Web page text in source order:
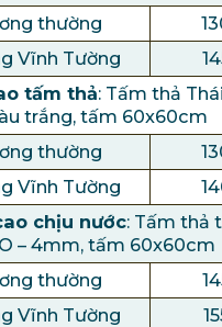
thường
Vĩnh Tường
tấm thả: Tấm thả
trắng, tấm 60x60cm
thường
Vĩnh Tường
chịu nước: Tấm thả
– 4mm, tấm 60x60cm
thường
Vĩnh Tường